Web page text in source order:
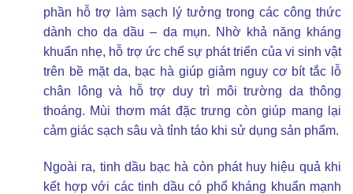
phần hỗ trợ làm sạch lý tưởng trong các công thức
dành cho da dầu – da mụn. Nhờ khả năng kháng
khuẩn nhẹ, hỗ trợ ức chế sự phát triển của vi sinh vật
trên bề mặt da, bạc hà giúp giảm nguy cơ bít tắc lỗ
chân lông và hỗ trợ duy trì môi trường da thông
thoáng. Mùi thơm mát đặc trưng còn giúp mang lại
cảm giác sạch sâu và tỉnh táo khi sử dụng sản phẩm.
Ngoài ra, tinh dầu bạc hà còn phát huy hiệu quả khi
kết hợp với các tinh dầu có phổ kháng khuẩn mạnh